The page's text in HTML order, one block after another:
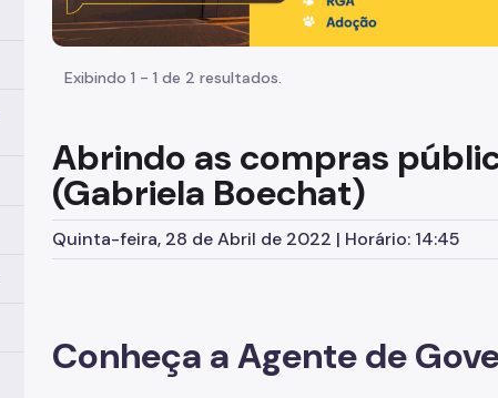
Exibindo 1 - 1 de 2 resultados.
Abrindo as compras
(Gabriela Boechat)
Quinta-feira, 28 de Abril de 2022 | Horário: 14:45
Conheça a Agente de